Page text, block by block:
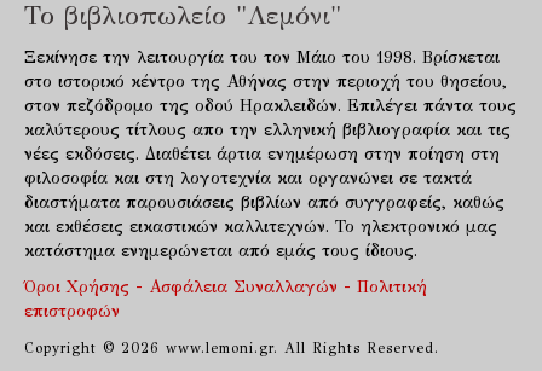
Το βιβλιοπωλείο "Λεμόνι"
Ξεκίνησε την λειτουργία του τον Μάιο του 1998. Βρίσκεται
στο ιστορικό κέντρο της Αθήνας στην περιοχή του θησείου,
στον πεζόδρομο της οδού Ηρακλειδών. Επιλέγει πάντα τους
καλύτερους τίτλους απο την ελληνική βιβλιογραφία και τις
νέες εκδόσεις. Διαθέτει άρτια ενημέρωση στην ποίηση στη
φιλοσοφία και στη λογοτεχνία και οργανώνει σε τακτά
διαστήματα παρουσιάσεις βιβλίων από συγγραφείς, καθώς
και εκθέσεις εικαστικών καλλιτεχνών. Το ηλεκτρονικό μας
κατάστημα ενημερώνεται από εμάς τους ίδιους.
Όροι Χρήσης - Ασφάλεια Συναλλαγών - Πολιτική
επιστροφών
Copyright © 2026 www.lemoni.gr. All Rights Reserved.